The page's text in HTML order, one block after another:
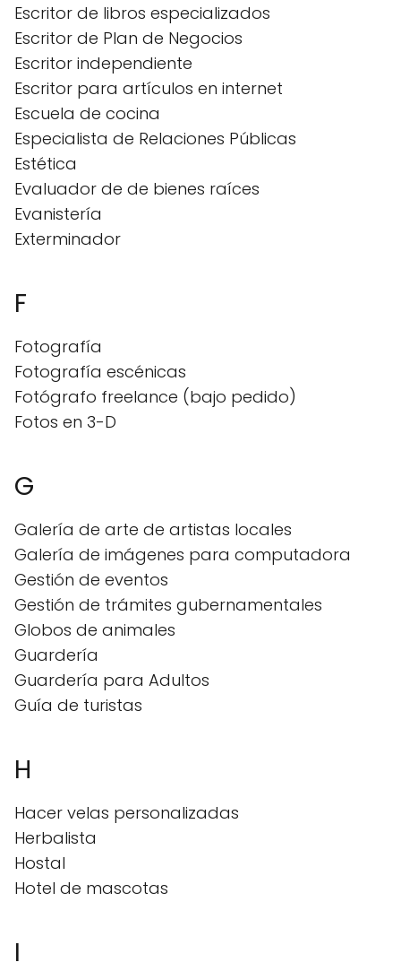
Escritor de libros especializados
Escritor de Plan de Negocios
Escritor independiente
Escritor para artículos en internet
Escuela de cocina
Especialista de Relaciones Públicas
Estética
Evaluador de de bienes raíces
Evanistería
Exterminador
F
Fotografía
Fotografía escénicas
Fotógrafo freelance (bajo pedido)
Fotos en 3-D
G
Galería de arte de artistas locales
Galería de imágenes para computadora
Gestión de eventos
Gestión de trámites gubernamentales
Globos de animales
Guardería
Guardería para Adultos
Guía de turistas
H
Hacer velas personalizadas
Herbalista
Hostal
Hotel de mascotas
I